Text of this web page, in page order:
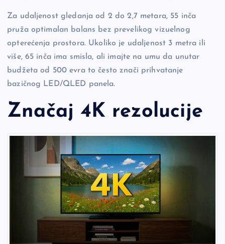
Za udaljenost gledanja od 2 do 2,7 metara, 55 inča
pruža optimalan balans bez prevelikog vizuelnog
opterećenja prostora. Ukoliko je udaljenost 3 metra ili
više, 65 inča ima smisla, ali imajte na umu da unutar
budžeta od 500 evra to često znači prihvatanje
bazičnog LED/QLED panela.
Značaj 4K rezolucije